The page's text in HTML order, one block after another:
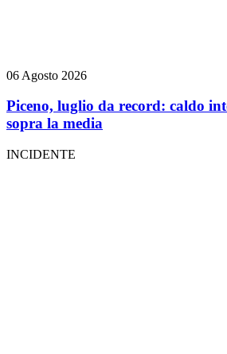
06 Agosto 2026
Piceno, luglio da record: caldo
sopra la media
INCIDENTE